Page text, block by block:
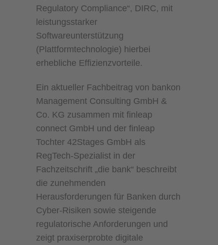
Regulatory Compliance“, DIRC, mit
leistungsstarker
Softwareunterstützung
(Plattformtechnologie) hierbei
erhebliche Effizienzvorteile.
Ein aktueller Fachbeitrag von bankon
Management Consulting GmbH &
Co. KG zusammen mit finleap
connect GmbH und der finleap
Tochter 42Stages GmbH als
RegTech-Spezialist in der
Fachzeitschrift „die bank“ beschreibt
die zunehmenden
Herausforderungen für Banken durch
Cyber-Risiken sowie steigende
regulatorische Anforderungen und
zeigt praxiserprobte digitale